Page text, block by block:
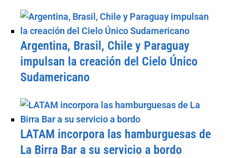
Argentina, Brasil, Chile y Paraguay
impulsan la creación del Cielo Único
Sudamericano
LATAM incorpora las hamburguesas de
La Birra Bar a su servicio a bordo